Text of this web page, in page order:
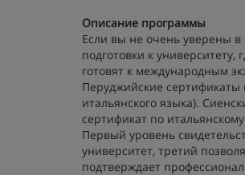
Описание программы
Если вы не очень уверены в
подготовки к
готовят к международным
Перуджийские сертификаты
итальянского языка).
сертификат по
Первый уровень
университет, третий
подтверждает